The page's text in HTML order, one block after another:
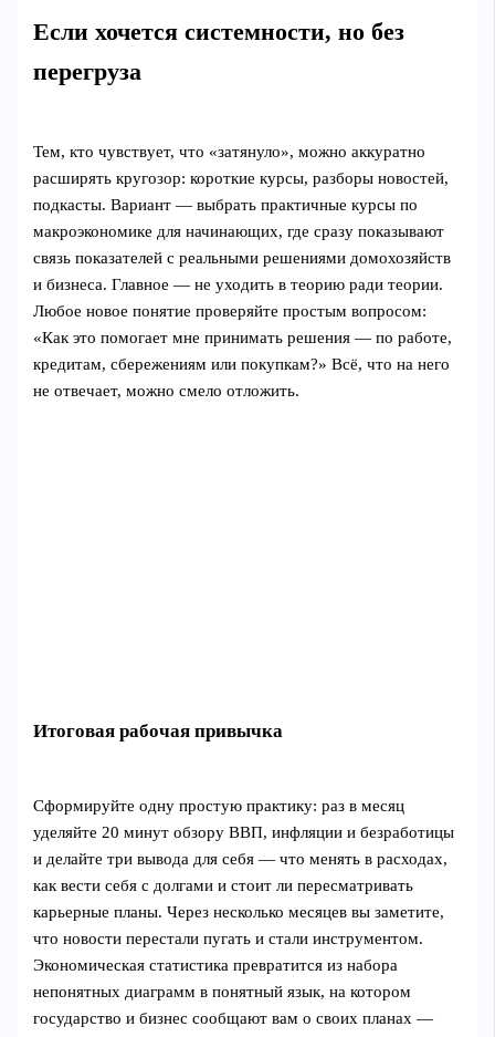
Если хочется системности, но без
перегруза
Тем, кто чувствует, что «затянуло», можно аккуратно
расширять кругозор: короткие курсы, разборы новостей,
подкасты. Вариант — выбрать практичные курсы по
макроэкономике для начинающих, где сразу показывают
связь показателей с реальными решениями домохозяйств
и бизнеса. Главное — не уходить в теорию ради теории.
Любое новое понятие проверяйте простым вопросом:
«Как это помогает мне принимать решения — по работе,
кредитам, сбережениям или покупкам?» Всё, что на него
не отвечает, можно смело отложить.
Итоговая рабочая привычка
Сформируйте одну простую практику: раз в месяц
уделяйте 20 минут обзору ВВП, инфляции и безработицы
и делайте три выводa для себя — что менять в расходах,
как вести себя с долгами и стоит ли пересматривать
карьерные планы. Через несколько месяцев вы заметите,
что новости перестали пугать и стали инструментом.
Экономическая статистика превратится из набора
непонятных диаграмм в понятный язык, на котором
государство и бизнес сообщают вам о своих планах —